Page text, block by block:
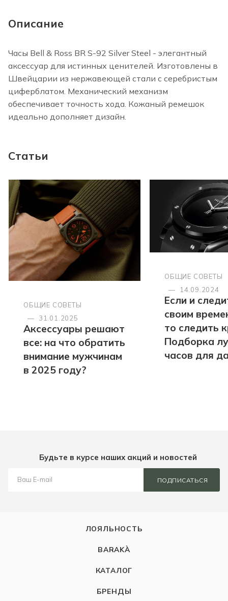
Описание
Часы Bell & Ross BR S-92 Silver Steel - элегантный
аксессуар для истинных ценителей. Изготовлены в
Швейцарии из нержавеющей стали с серебристым
циферблатом. Механический механизм
обеспечивает точность хода. Кожаный ремешок
идеально дополняет дизайн.
Статьи
ОБЩИЕ СОВЕТЫ
—
31.01.2025
Аксессуары решают
все: на что обратить
внимание мужчинам
в 2025 году?
ОБЩИЕ СОВЕТЫ
—
14.09.2024
Если и
своим
то следить
Подборка
часов для
Будьте в курсе наших акций и новостей
ПОДПИСАТЬСЯ
ЛОЯЛЬНОСТЬ
BARAKÀ
КАТАЛОГ
БРЕНДЫ